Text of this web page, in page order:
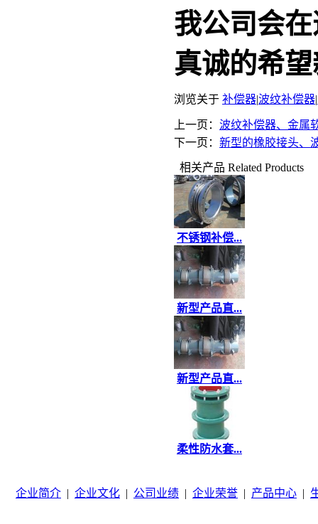
我公司会
真诚的希
浏览关于 补偿器|波纹补偿器|
上一页： 波纹补偿器、金属
下一页： 新型的橡胶接头、
相关产品 Related Products
不锈钢补偿...
新型产品直...
新型产品直...
柔性防水套...
企业简介 | 企业文化 | 公司业绩 | 企业荣誉 | 产品中心 |